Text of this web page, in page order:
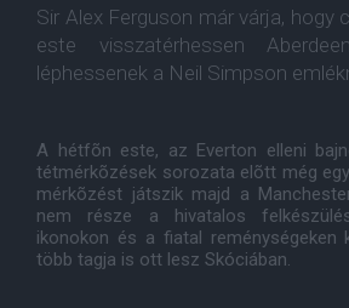
Sir Alex Ferguson már várja, hogy
este visszatérhessen
léphessenek a Neil Simpson
A hétfõn este, az Everton elleni
tétmérkõzések sorozata elõtt még
mérkõzést játszik majd a
nem része a hivatalos
ikonokon és a fiatal
több tagja is ott lesz Skóciában.